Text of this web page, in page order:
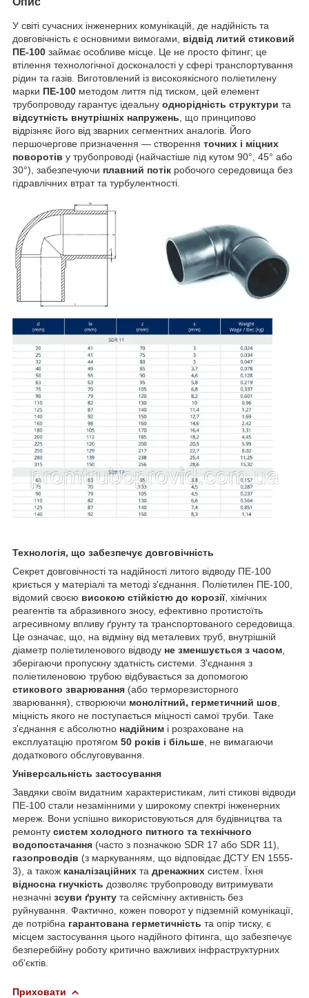
У світі сучасних інженерних комунікацій, де надійність та
довговічність є основними вимогами, відвід литий стиковий
ПЕ-100 займає особливе місце. Це не просто фітинг; це
втілення технологічної досконалості у сфері транспортування
рідин та газів. Виготовлений із високоякісного поліетилену
марки ПЕ-100 методом лиття під тиском, цей елемент
трубопроводу гарантує ідеальну однорідність структури та
відсутність внутрішніх напружень , що принципово
відрізняє його від зварних сегментних аналогів. Його
першочергове призначення — створення точних і міцних
поворотів у трубопроводі (найчастіше під кутом 90°, 45° або
30°), забезпечуючи плавний потік робочого середовища без
гідравлічних втрат та турбулентності.
Технологія, що забезпечує довговічність
Секрет довговічності та надійності литого відводу ПЕ-100
криється у матеріалі та методі з'єднання. Поліетилен ПЕ-100,
відомий своєю високою стійкістю до корозії, хімічних
реагентів та абразивного зносу, ефективно протистоїть
агресивному впливу ґрунту та транспортованого середовища.
Це означає, що, на відміну від металевих труб, внутрішній
діаметр поліетиленового відводу не зменшується з часом
зберігаючи пропускну здатність системи. З'єднання з
поліетиленовою трубою відбувається за допомогою
стикового зварювання (або терморезисторного
зварювання), створюючи монолітний, герметичний шов
міцність якого не поступається міцності самої труби. Таке
з'єднання є абсолютно надійним і розраховане на
експлуатацію протягом 50 років і більше , не вимагаючи
додаткового обслуговування.
Універсальність застосування
Завдяки своїм видатним характеристикам, литі стикові відводи
ПЕ-100 стали незамінними у широкому спектрі інженерних
мереж. Вони успішно використовуються для будівництва та
ремонту систем холодного питного та технічного
водопостачання (часто з позначкою SDR 17 або SDR 11),
газопроводів (з маркуванням, що відповідає ДСТУ EN 1555-
3), а також каналізаційних та дренажних систем. Їхня
відносна гнучкість дозволяє трубопроводу витримувати
незначні зсуви ґрунту та сейсмічну активність без
руйнування. Фактично, кожен поворот у підземній комунікації,
де потрібна гарантована герметичність та опір тиску, є
місцем застосування цього надійного фітинга, що забезпечує
безперебійну роботу критично важливих інфраструктурних
об'єктів.
Приховати